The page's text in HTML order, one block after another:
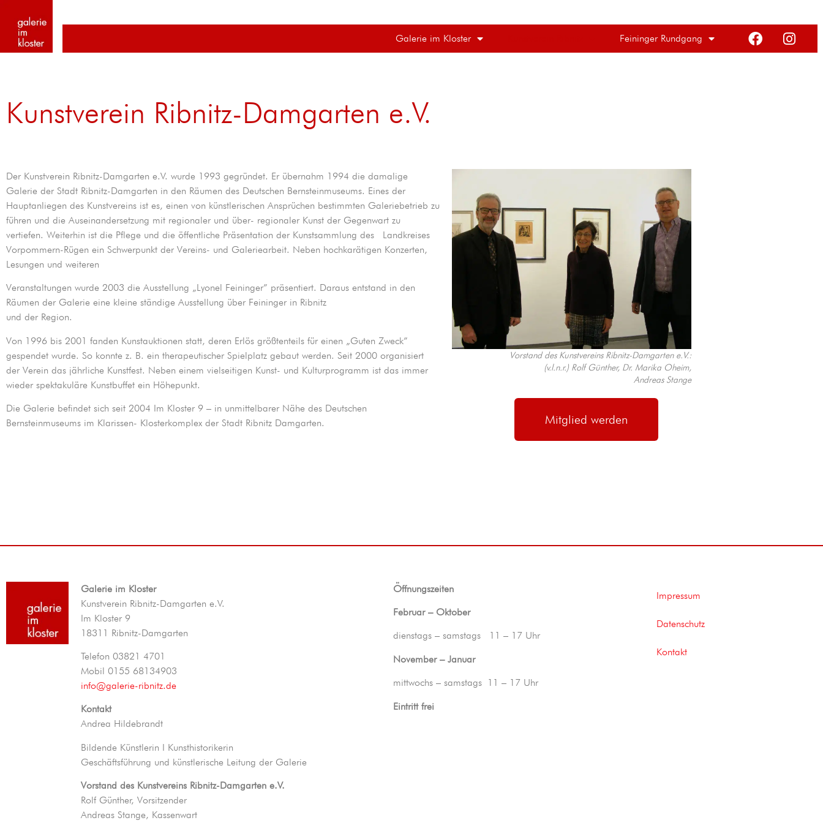
Galerie im Kloster Feininger Rundgang
Kunstverein Ribnitz-Damgarten e.V.
Der Kunstverein Ribnitz-Damgarten e.V. wurde 1993 gegründet. Er übernahm 1994 die damalige
Galerie der Stadt Ribnitz-Damgarten in den Räumen des Deutschen Bernsteinmuseums. Eines der
Hauptanliegen des Kunstvereins ist es, einen von künstlerischen Ansprüchen bestimmten Galeriebetrieb zu
führen und die Auseinandersetzung mit regionaler und über- regionaler Kunst der Gegenwart zu
vertiefen. Weiterhin ist die Pflege und die öffentliche Präsentation der Kunstsammlung des Landkreises
Vorpommern-Rügen ein Schwerpunkt der Vereins- und Galeriearbeit. Neben hochkarätigen Konzerten,
Lesungen und weiteren
Veranstaltungen wurde 2003 die Ausstellung „Lyonel Feininger” präsentiert. Daraus entstand in den
Räumen der Galerie eine kleine ständige Ausstellung über Feininger in Ribnitz
und der Region.
Von 1996 bis 2001 fanden Kunstauktionen statt, deren Erlös größtenteils für einen „Guten Zweck”
gespendet wurde. So konnte z. B. ein therapeutischer Spielplatz gebaut werden. Seit 2000 organisiert
der Verein das jährliche Kunstfest. Neben einem vielseitigen Kunst- und Kulturprogramm ist das immer
wieder spektakuläre Kunstbuffet ein Höhepunkt.
Die Galerie befindet sich seit 2004 Im Kloster 9 – in unmittelbarer Nähe des Deutschen
Bernsteinmuseums im Klarissen- Klosterkomplex der Stadt Ribnitz Damgarten.
Vorstand des Kunstvereins Ribnitz-Damgarten e.V.:
(v.l.n.r.) Rolf Günther, Dr. Marika Oheim,
Andreas Stange
Mitglied werden
Galerie im Kloster
Kunstverein Ribnitz-Damgarten e.V.
Im Kloster 9
18311 Ribnitz-Damgarten
Telefon 03821 4701
Mobil 0155 68134903
info@galerie-ribnitz.de
Kontakt
Andrea Hildebrandt
Bildende Künstlerin I Kunsthistorikerin
Geschäftsführung und künstlerische Leitung der Galerie
Vorstand des Kunstvereins Ribnitz-Damgarten e.V.
Rolf Günther, Vorsitzender
Andreas Stange, Kassenwart
Öffnungszeiten
Februar – Oktober
dienstags – samstags 11 – 17 Uhr
November – Januar
mittwochs – samstags 11 – 17 Uhr
Eintritt frei
Impressum
Datenschutz
Kontakt